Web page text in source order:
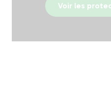
Voir les